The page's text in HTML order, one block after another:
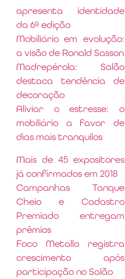
apresenta identidade
da 6ª edição
Mobiliário em evolução:
a visão de Ronald Sasson
Madrepérola: Salão
destaca tendência de
decoração
Aliviar o estresse: o
mobiliário a favor de
dias mais tranquilos
Mais de 45 expositores
já confirmados em 2018
Campanhas Tanque
Cheio e Cadastro
Premiado entregam
prêmios
Foco Metallo registra
crescimento após
participação no Salão